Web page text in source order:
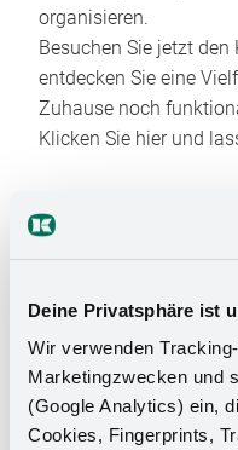
Deine Privatsphäre ist
Wir verwenden
Marketingzwecken und
(Google Analytics) ein,
Cookies, Fingerprints,
organisieren.
Besuchen Sie jetzt
entdecken Sie eine
Zuhause noch
Klicken Sie hier und
Das
Badezimmer